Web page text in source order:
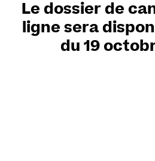
Le dossier de
ligne sera
du 19